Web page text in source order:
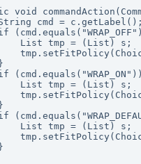
void
cmd = c.getLabel();
List tmp = (List) s;
List tmp = (List) s;
List tmp = (List) s;